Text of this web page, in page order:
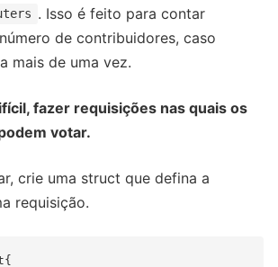
. Isso é feito para contar
de contribuidores, caso
mais de uma vez.
fazer requisições nas quais os
votar.
crie uma struct que defina a
requisição.